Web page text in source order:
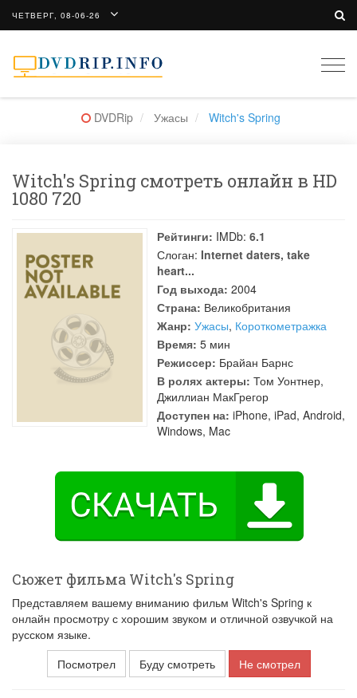
ЧЕТВЕРГ, 08-06-26
DVDRip Ужасы Witch's Spring
Witch's Spring смотреть онлайн в HD
1080 720
Рейтинги: IMDb: 6.1
Слоган: Internet daters, take
heart...
Год выхода: 2004
Страна: Великобритания
Жанр: Ужасы, Короткометражка
Время: 5 мин
Режиссер: Брайан Барнс
В ролях актеры: Том Уонтнер,
Джиллиан МакГрегор
Доступен на: iPhone, iPad, Android,
Windows, Mac
Сюжет фильма Witch's Spring
Представляем вашему вниманию фильм Witch's Spring к
онлайн просмотру с хорошим звуком и отличной озвучкой на
русском языке.
Посмотрел
Буду смотреть Не смотрел